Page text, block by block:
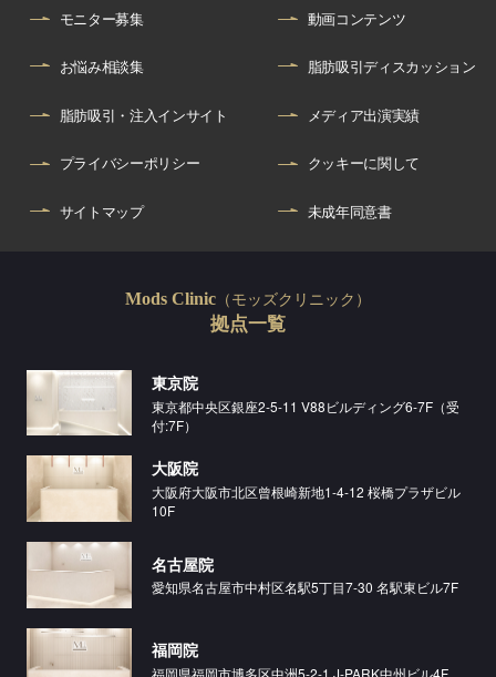
モニター募集 動画コンテンツ
お悩み相談集 脂肪吸引ディスカッション
脂肪吸引・注入インサイト メディア出演実績
プライバシーポリシー クッキーに関して
サイトマップ 未成年同意書
Mods Clinic （モッズクリニック）
拠点一覧
東京院
東京都中央区銀座2-5-11 V88ビルディング6-7F（受
付:7F）
大阪院
大阪府大阪市北区曾根崎新地1-4-12 桜橋プラザビル
10F
名古屋院
愛知県名古屋市中村区名駅5丁目7-30 名駅東ビル7F
福岡院
福岡県福岡市博多区中洲5-2-1 J-PARK中州ビル4F